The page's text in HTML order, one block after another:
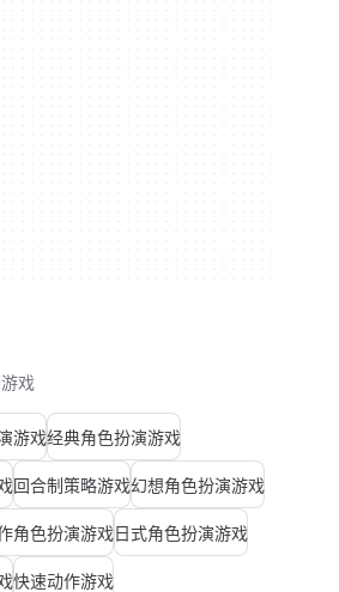
戏
游戏经典角色扮演游戏
回合制策略游戏幻想角色扮演游戏
角色扮演游戏日式角色扮演游戏
快速动作游戏